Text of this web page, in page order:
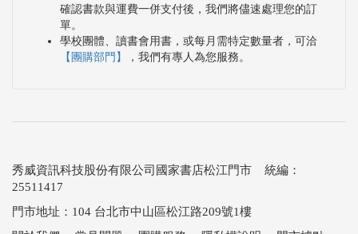
確認書款與運費一併支付後，我們將儘速處理您的訂
單。
學校團體、讀書會用書，或每月需特定數量者，可洽
【團購部門】
，我們有專人為您服務。
秀威資訊科技股份有限公司國家書店松江門市 統編：
25511417
門市地址：104 台北市中山區松江路209號1樓